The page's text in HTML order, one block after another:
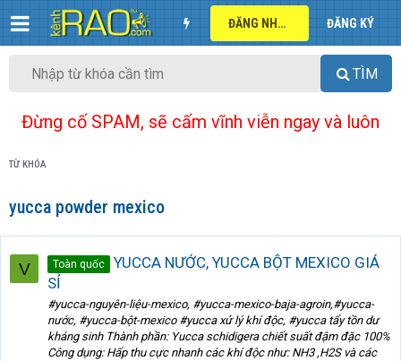
ĐĂNG NHẬP ĐĂNG KÝ
TÌM
Đừng cố SPAM, sẽ cấm vĩnh viễn ngay và luôn
TỪ KHÓA
yucca powder mexico
V Toàn quốc
YUCCA NƯỚC, YUCCA BỘT MEXICO GIÁ
SỈ
#yucca-nguyên-liệu-mexico, #yucca-mexico-baja-agroin,#yucca-
nước, #yucca-bột-mexico #yucca xử lý khí độc, #yucca tẩy tồn dư
kháng sinh Thành phần: Yucca schidigera chiết suất đậm đặc 100%
Công dụng: Hấp thu cực nhanh các khí độc như: NH3 ,H2S và các